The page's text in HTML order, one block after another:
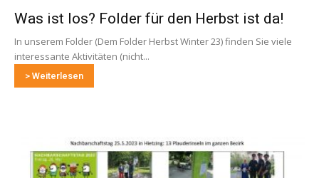
Was ist los? Folder für den Herbst ist da!
In unserem Folder (Dem Folder Herbst Winter 23) finden Sie viele
interessante Aktivitäten (nicht...
> Weiterlesen